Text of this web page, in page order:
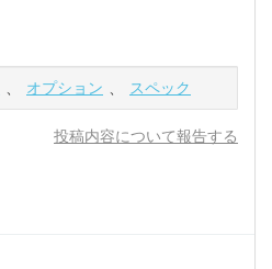
、 オプション 、 スペック
投稿内容について報告する